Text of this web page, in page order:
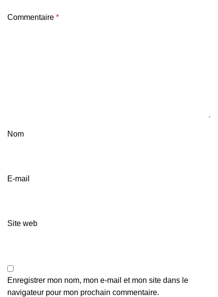
Commentaire *
Nom
E-mail
Site web
Enregistrer mon nom, mon e-mail et mon site dans le
navigateur pour mon prochain commentaire.